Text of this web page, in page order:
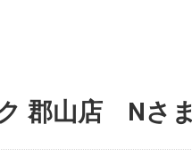
郡山店 Nさま